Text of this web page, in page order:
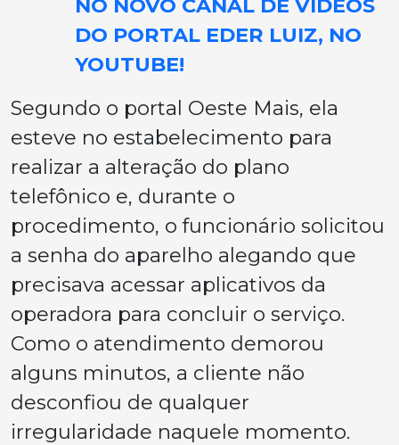
NO NOVO CANAL DE VÍDEOS
DO PORTAL EDER LUIZ, NO
YOUTUBE!
Segundo o portal Oeste Mais, ela
esteve no estabelecimento para
realizar a alteração do plano
telefônico e, durante o
procedimento, o funcionário solicitou
a senha do aparelho alegando que
precisava acessar aplicativos da
operadora para concluir o serviço.
Como o atendimento demorou
alguns minutos, a cliente não
desconfiou de qualquer
irregularidade naquele momento.